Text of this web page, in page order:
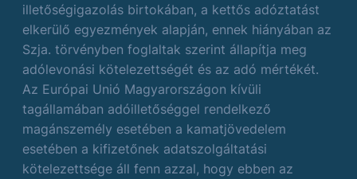
illetőségigazolás birtokában, a kettős adóztatást
elkerülő egyezmények alapján, ennek hiányában az
Szja. törvényben foglaltak szerint állapítja meg
adólevonási kötelezettségét és az adó mértékét.
Az Európai Unió Magyarországon kívüli
tagállamában adóilletőséggel rendelkező
magánszemély esetében a kamatjövedelem
esetében a kifizetőnek adatszolgáltatási
kötelezettsége áll fenn azzal, hogy ebben az